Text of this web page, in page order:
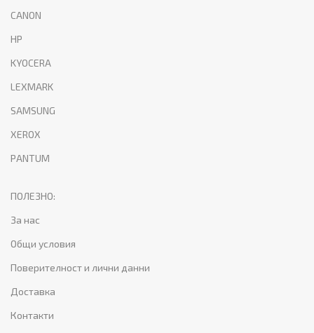
CANON
HP
KYOCERA
LEXMARK
SAMSUNG
XEROX
PANTUM
ПОЛЕЗНО:
За нас
Общи условия
Поверителност и лични данни
Доставка
Контакти
Тонер